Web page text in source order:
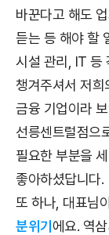
바꾼다고 해도
듣는 등 해야 할
시설 관리, IT 등
챙겨주셔서 저
금융 기업이라
선릉센트럴점으
필요한 부분을
좋아하셨답니다.
또 하나, 대표님
분위기 에요. 역